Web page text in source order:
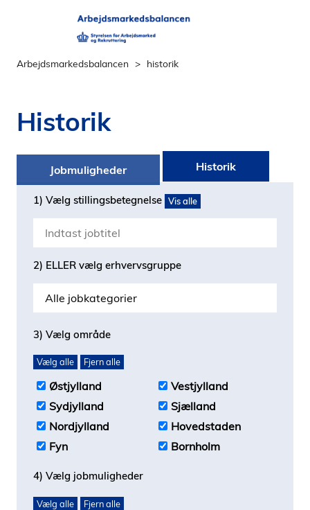
Arbejdsmarkedsbalancen historik
Historik
Jobmuligheder Historik
1) Vælg stillingsbetegnelse Vis alle
2) ELLER vælg erhvervsgruppe
Alle jobkategorier
3) Vælg område
Vælg alle Fjern alle
Østjylland
Vestjylland
Sydjylland
Sjælland
Nordjylland
Hovedstaden
Fyn
Bornholm
4) Vælg jobmuligheder
Vælg alle Fjern alle